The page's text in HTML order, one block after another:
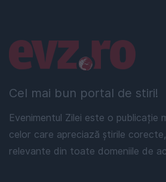
Cel mai bun portal de stiri!
Evenimentul Zilei este o publicație
celor care apreciază știrile
relevante din toate domeniile de
Linkuri utile